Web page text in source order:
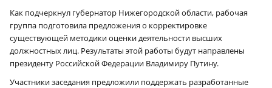
Как подчеркнул губернатор Нижегородской области, рабочая
группа подготовила предложения о корректировке
существующей методики оценки деятельности высших
должностных лиц. Результаты этой работы будут направлены
президенту Российской Федерации Владимиру Путину.
Участники заседания предложили поддержать разработанные